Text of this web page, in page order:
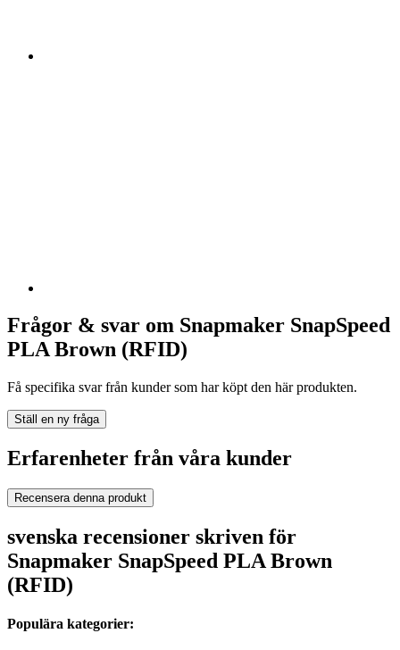
Frågor & svar om Snapmaker SnapSpeed
PLA Brown (RFID)
Få specifika svar från kunder som har köpt den här produkten.
Ställ en ny fråga
Erfarenheter från våra kunder
Recensera denna produkt
svenska recensioner skriven för
Snapmaker SnapSpeed PLA Brown
(RFID)
Populära kategorier: